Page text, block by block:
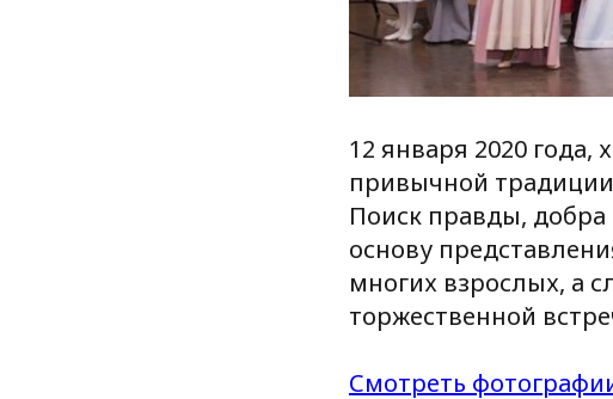
12 января 2020
привычной
Поиск правды, добра
основу
многих взрослых, а
торжественной
Смотреть